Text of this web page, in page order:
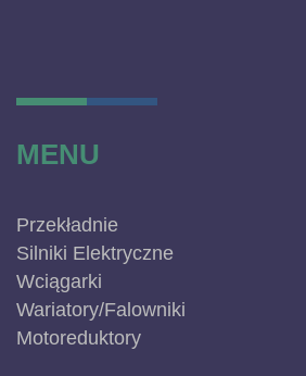
MENU
Przekładnie
Silniki Elektryczne
Wciągarki
Wariatory/Falowniki
Motoreduktory